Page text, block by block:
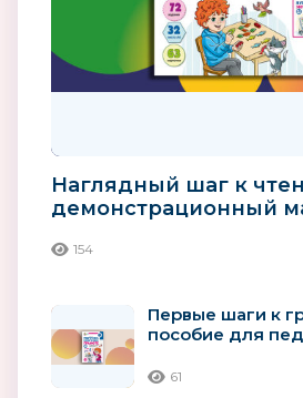
Наглядный шаг к
демонстрационный
154
Первые шаги к
пособие для
61